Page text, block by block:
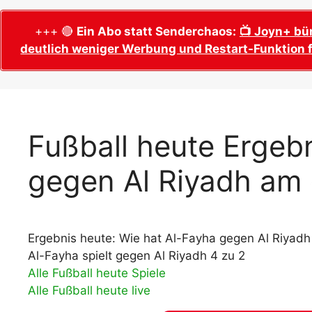
Wer wird Fußball-Weltmeister 2026?
Alle WM 2026 Trainer
Adidas Trionda: offizielle WM 2026
Spielball
Alle Nationalspieler der FIFA Fußball WM
WM 2026 Qualifikation in Europa: Tabelle
& Spielplan
WM 2026
Termine,
WM 2026
WM 2026
Spielort
+++ 🔴 Ein Abo statt Senderchaos: 📺 Joyn+
deutlich weniger Werbung und Restart-
Fußball heute
gegen Al Riyadh
Ergebnis heute: Wie hat Al-Fayha gegen Al
Al-Fayha spielt gegen Al Riyadh 4 zu 2
Alle Fußball heute Spiele
Alle Fußball heute live